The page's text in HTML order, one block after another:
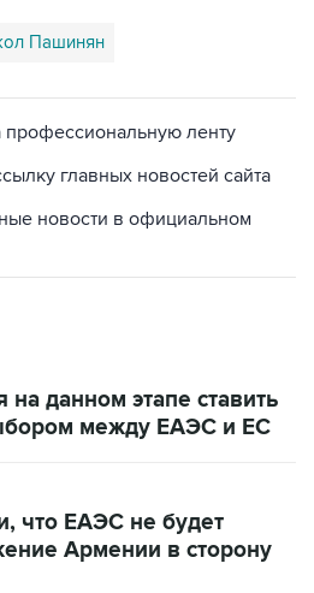
Пашинян
профессиональную ленту
главных новостей сайта
новости в официальном
данном этапе ставить
между ЕАЭС и ЕС
что ЕАЭС не будет
Армении в сторону